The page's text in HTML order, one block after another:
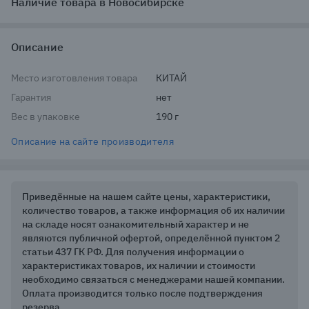
Описание
Место изготовления товара
КИТАЙ
Гарантия
нет
Вес в упаковке
190 г
Описание на сайте производителя
Приведённые на нашем сайте цены, характеристики,
количество товаров, а также информация об их наличии
на складе носят ознакомительный характер и не
являются публичной офертой, определённой пунктом 2
статьи 437 ГК РФ. Для получения информации о
характеристиках товаров, их наличии и стоимости
необходимо связаться с менеджерами нашей компании.
Оплата производится только после подтверждения